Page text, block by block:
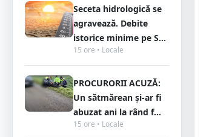
Seceta hidrologică se
agravează. Debite
istorice minime pe S...
15 ore • Locale
PROCURORII ACUZĂ:
Un sătmărean și-ar fi
abuzat ani la rând f...
15 ore • Locale